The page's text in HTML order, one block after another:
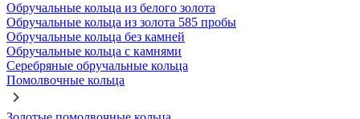
Обручальные кольца из белого золота
Обручальные кольца из золота 585 пробы
Обручальные кольца без камней
Обручальные кольца с камнями
Серебряные обручальные кольца
Помолвочные кольца